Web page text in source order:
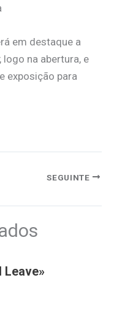
em destaque a
, logo na abertura, e
exposição para
SEGUINTE
Leave»